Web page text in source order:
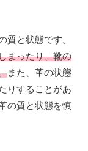
質と状態です。
まったり、靴の
また、革の状態
りすることがあ
の質と状態を慎